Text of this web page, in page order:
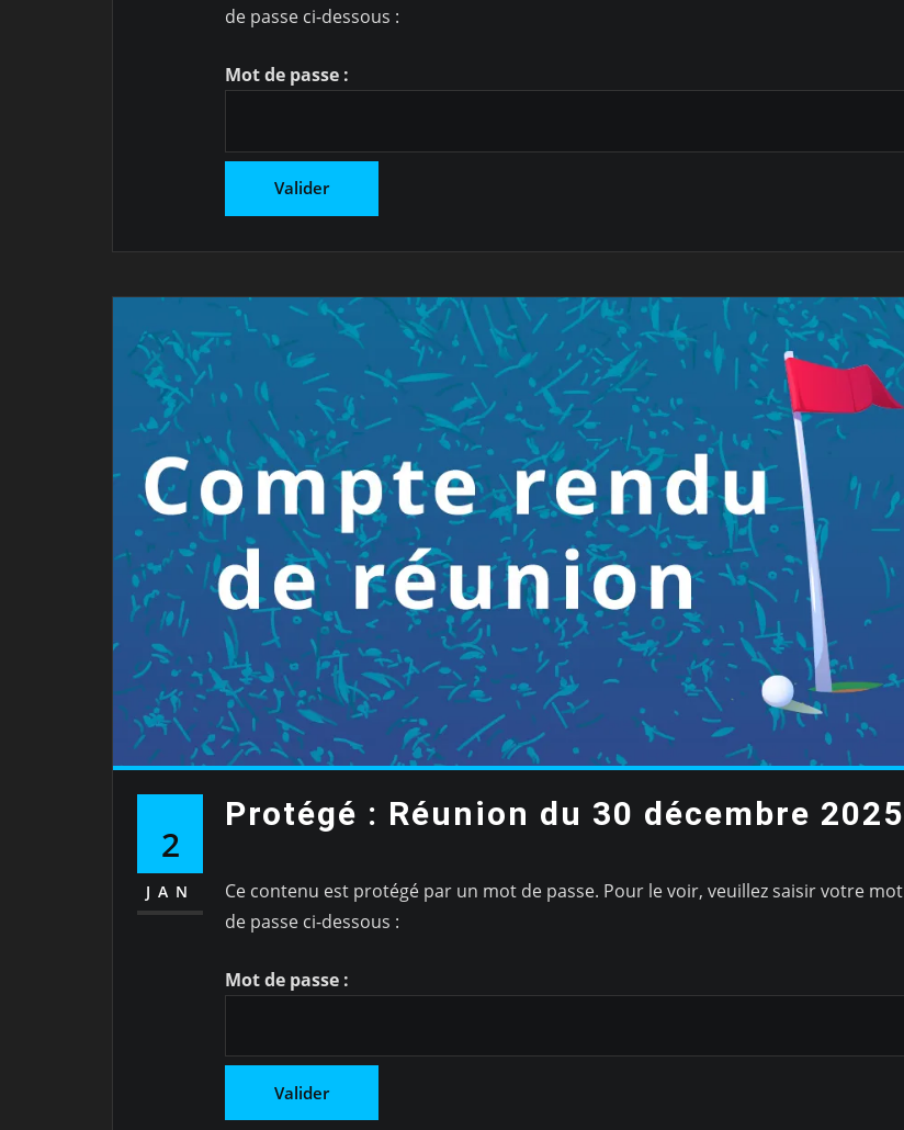
de passe ci-dessous :
Mot de passe :
2
JAN
Protégé : Réunion du 30 décembre 2025
Ce contenu est protégé par un mot de passe. Pour le voir, veuillez saisir votre mot
de passe ci-dessous :
Mot de passe :